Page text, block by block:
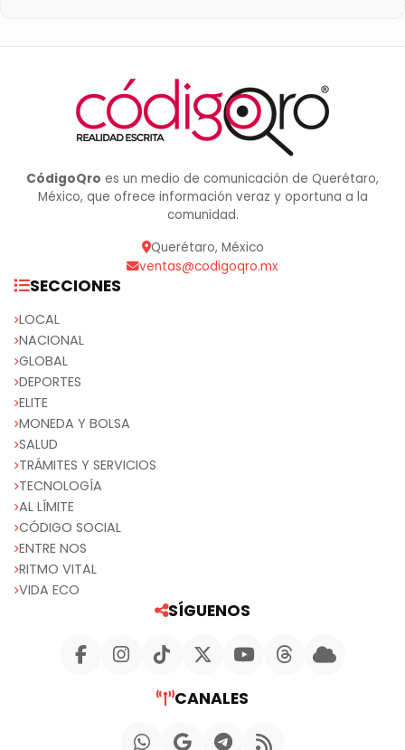
CódigoQro es un medio de comunicación de Querétaro,
México, que ofrece información veraz y oportuna a la
comunidad.
Querétaro, México
ventas@codigoqro.mx
SECCIONES
LOCAL
NACIONAL
GLOBAL
DEPORTES
ELITE
MONEDA Y BOLSA
SALUD
TRÁMITES Y SERVICIOS
TECNOLOGÍA
AL LÍMITE
CÓDIGO SOCIAL
ENTRE NOS
RITMO VITAL
VIDA ECO
SÍGUENOS
CANALES